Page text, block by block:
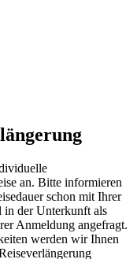
an. Bitte informieren
schon mit Ihrer
in der Unterkunft als
Anmeldung angefragt.
werden wir Ihnen